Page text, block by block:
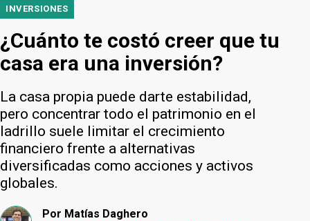
INVERSIONES
¿Cuánto te costó creer que tu
casa era una inversión?
La casa propia puede darte estabilidad,
pero concentrar todo el patrimonio en el
ladrillo suele limitar el crecimiento
financiero frente a alternativas
diversificadas como acciones y activos
globales.
Por Matías Daghero